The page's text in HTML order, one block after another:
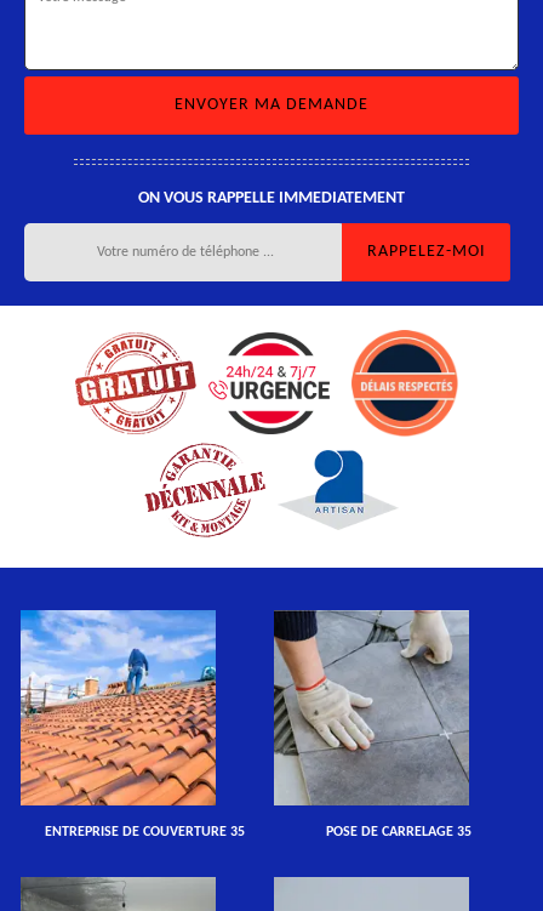
ON VOUS RAPPELLE IMMEDIATEMENT
ENTREPRISE DE COUVERTURE 35 POSE DE CARRELAGE 35